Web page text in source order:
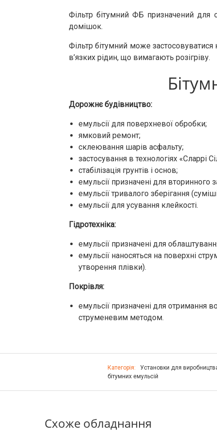
Фільтр бітумний ФБ призначений для
домішок.
Фільтр бітумний може застосовуватися
в’язких рідин, що вимагають розігріву.
Дорожнє будівництво:
емульсії для поверхневої обробки;
ямковий ремонт;
склеювання шарів асфальту;
застосування в технологіях «Сларрі
стабілізація грунтів і основ;
емульсії призначені для вторинного
емульсії тривалого зберігання
емульсії для усування клейкості.
Гідротехніка:
емульсії призначені для
емульсії наносяться на поверхні
утворення плівки).
Покрівля:
емульсії призначені для отримання
струменевим методом.
Категорія:
Установки для
бітумних емульсій
Схоже обладнання